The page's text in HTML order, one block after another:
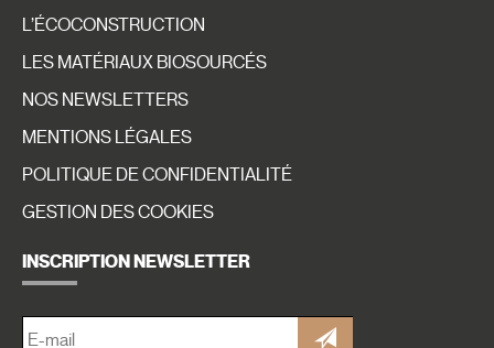
L’ÉCOCONSTRUCTION
LES MATÉRIAUX BIOSOURCÉS
NOS NEWSLETTERS
MENTIONS LÉGALES
POLITIQUE DE CONFIDENTIALITÉ
GESTION DES COOKIES
INSCRIPTION NEWSLETTER
E-
MAIL *